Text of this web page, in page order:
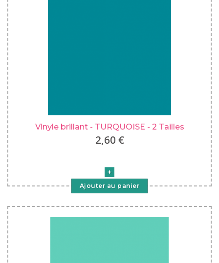
Vinyle brillant - TURQUOISE - 2 Tailles
2,60 €
Ajouter au panier